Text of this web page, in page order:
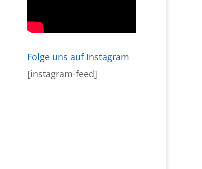
Folge uns auf Instagram
[instagram-feed]